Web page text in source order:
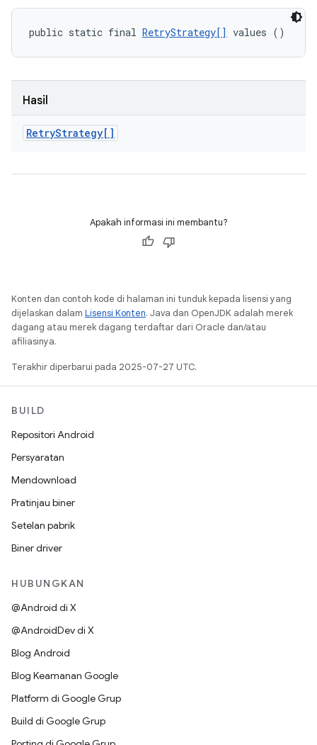
public static final RetryStrategy[] values ()
Hasil
RetryStrategy[]
Apakah informasi ini membantu?
Konten dan contoh kode di halaman ini tunduk kepada lisensi yang
dijelaskan dalam Lisensi Konten. Java dan OpenJDK adalah merek
dagang atau merek dagang terdaftar dari Oracle dan/atau
afiliasinya.
Terakhir diperbarui pada 2025-07-27 UTC.
BUILD
Repositori Android
Persyaratan
Mendownload
Pratinjau biner
Setelan pabrik
Biner driver
HUBUNGKAN
@Android di X
@AndroidDev di X
Blog Android
Blog Keamanan Google
Platform di Google Grup
Build di Google Grup